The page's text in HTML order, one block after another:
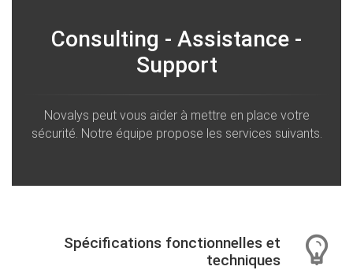
Consulting - Assistance -
Support
Novalys peut vous aider à mettre en place votre
sécurité. Notre équipe propose les services suivants.
Spécifications fonctionnelles et
techniques